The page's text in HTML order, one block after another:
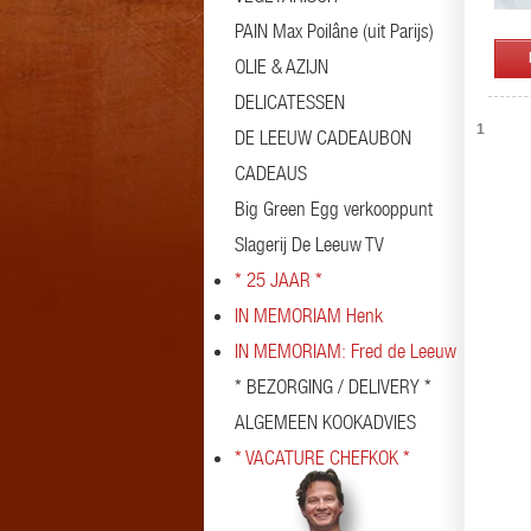
PAIN Max Poilâne (uit Parijs)
OLIE & AZIJN
DELICATESSEN
DE LEEUW CADEAUBON
CADEAUS
Big Green Egg verkooppunt
Slagerij De Leeuw TV
* 25 JAAR *
IN MEMORIAM Henk
IN MEMORIAM: Fred de Leeuw
* BEZORGING / DELIVERY *
ALGEMEEN KOOKADVIES
* VACATURE CHEFKOK *
1